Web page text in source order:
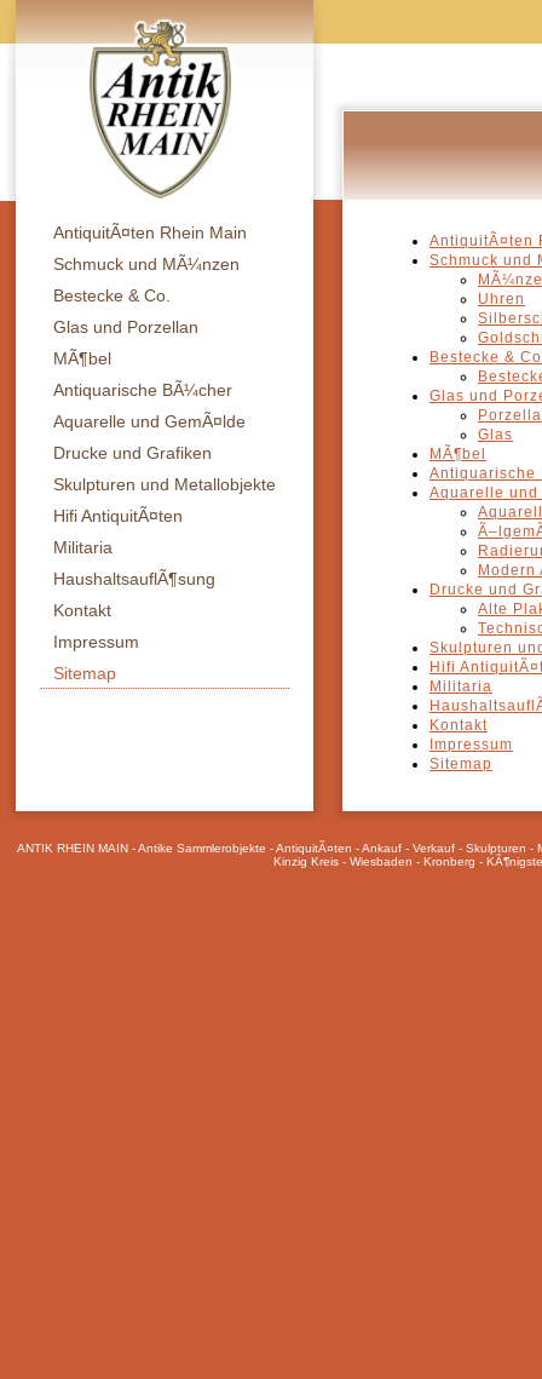
AntiquitÃ¤ten Rhein Main
Schmuck und MÃ¼nzen
Bestecke & Co.
Glas und Porzellan
MÃ¶bel
Antiquarische BÃ¼cher
Aquarelle und GemÃ¤lde
Drucke und Grafiken
Skulpturen und Metallobjekte
Hifi AntiquitÃ¤ten
Militaria
HaushaltsauflÃ¶sung
Kontakt
Impressum
Sitemap
AntiquitÃ¤ten
Schmuck und
Uhren
Bestecke &
Glas und
Glas
MÃ¶bel
Antiquarische
Aquarelle und
Modern
Drucke und
Alte
Skulpturen
Hifi
Militaria
Kontakt
Impressum
Sitemap
ANTIK RHEIN MAIN - Antike Sammlerobjekte - AntiquitÃ¤ten - Ankauf - Verkauf - Skulpturen
Kinzig Kreis - Wiesbaden - Kronberg -